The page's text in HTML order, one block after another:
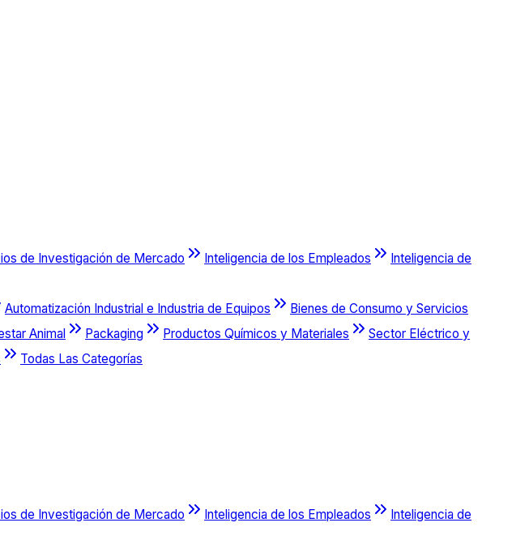
de Investigación de Mercado Inteligencia de los Empleados
Inteligencia de
Automatización Industrial e Industria de Equipos
Bienes de Consumo y Servicios
Animal Packaging Productos Químicos y Materiales
Sector Eléctrico y
Todas Las Categorías
de Investigación de Mercado Inteligencia de los Empleados
Inteligencia de